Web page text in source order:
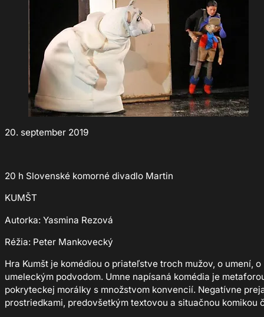
20. september 2019
20 h Slovenské komorné divadlo Martin
KUMŠT
Autorka: Yasmina Rezová
Réžia: Peter Mankovecký
Hra Kumšt je komédiou o priateľstve troch mužov, o umení,
umeleckým podvodom. Umne napísaná komédia je
pokryteckej morálky s množstvom konvencií. Negatívne
prostriedkami, predovšetkým textovou a situačnou komikou